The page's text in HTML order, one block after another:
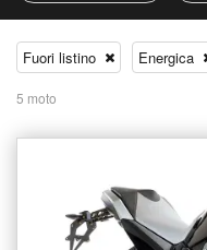
Fuori listino Energica
5 moto